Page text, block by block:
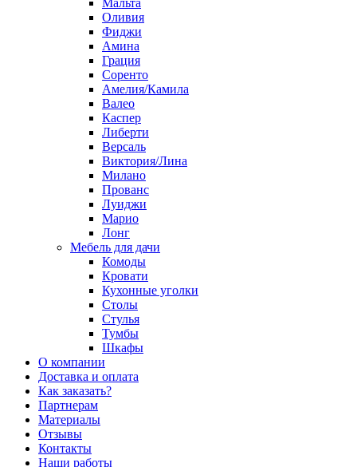
Мальта
Оливия
Фиджи
Амина
Грация
Соренто
Амелия/Камила
Валео
Каспер
Либерти
Версаль
Виктория/Лина
Милано
Прованс
Луиджи
Марио
Лонг
Мебель для дачи
Комоды
Кровати
Кухонные уголки
Столы
Стулья
Тумбы
Шкафы
О компании
Доставка и оплата
Как заказать?
Партнерам
Материалы
Отзывы
Контакты
Наши работы